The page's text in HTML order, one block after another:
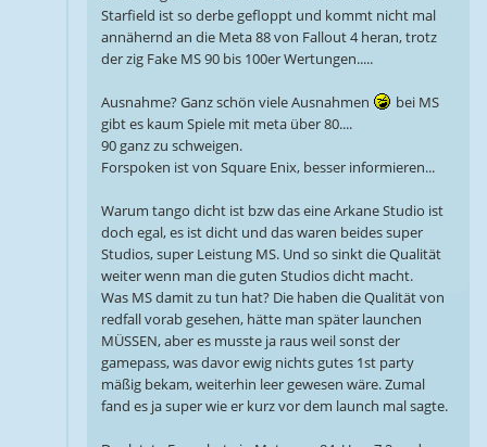
Starfield ist so derbe gefloppt und kommt nicht mal
annähernd an die Meta 88 von Fallout 4 heran, trotz
der zig Fake MS 90 bis 100er Wertungen.....
Ausnahme? Ganz schön viele Ausnahmen
bei MS
gibt es kaum Spiele mit meta über 80....
90 ganz zu schweigen.
Forspoken ist von Square Enix, besser informieren...
Warum tango dicht ist bzw das eine Arkane Studio ist
doch egal, es ist dicht und das waren beides super
Studios, super Leistung MS. Und so sinkt die Qualität
weiter wenn man die guten Studios dicht macht.
Was MS damit zu tun hat? Die haben die Qualität von
redfall vorab gesehen, hätte man später launchen
MÜSSEN, aber es musste ja raus weil sonst der
gamepass, was davor ewig nichts gutes 1st party
mäßig bekam, weiterhin leer gewesen wäre. Zumal
fand es ja super wie er kurz vor dem launch mal sagte.